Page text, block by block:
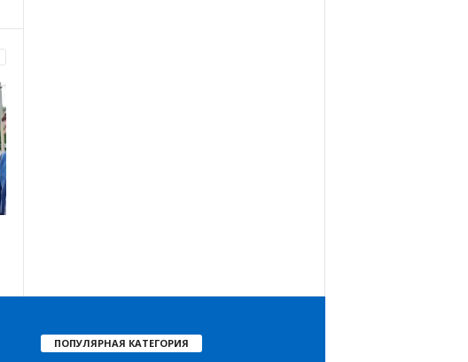
ПОПУЛЯРНАЯ КАТЕГОРИЯ